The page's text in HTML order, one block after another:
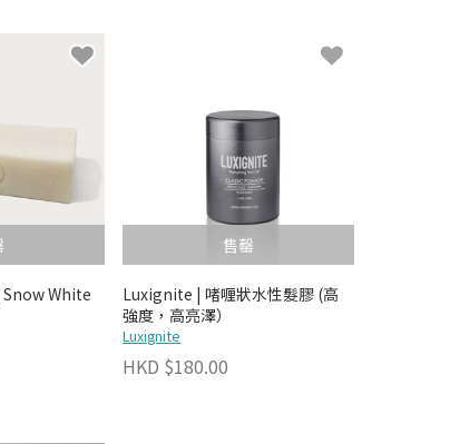
White
售罄
Luxignite | 啫喱狀水性髮膠 (高
強度，高亮澤）
Luxignite
HKD $180.00